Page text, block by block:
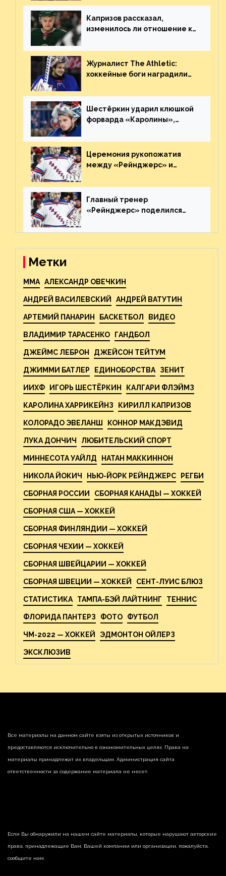
Плохая работа, ESPN
Капризов рассказал,
изменилось ли отношение к
Украине
Журналист The Athletic:
хоккейные боги наградили
великолепную игру
Шестёркин ударил клюшкой
форварда «Каролины»,
пятаке. Видео
Церемония рукопожатия
между «Рейнджерс» и
матча плей-офф. Видео
Главный тренер
«Рейнджерс» поделился
предстоящего финала
Метки
MMA АЛЕКСАНДР ОВЕЧКИН
АНДРЕЙ ВАСИЛЕВСКИЙ АНДРЕЙ ВАТУТИН
АРТЕМИЙ ПАНАРИН БАСКЕТБОЛ ВИДЕО
ВЛАДИМИР ТАРАСЕНКО ГАНДБОЛ
ДЖЕЙМС ЛЕБРОН ДЖЕЙСОН ТЕЙТУМ
ДЖИММИ БАТЛЕР ЕДИНОБОРСТВА ЗЕНИТ
ИИХФ ИГОРЬ ШЕСТЁРКИН КАЛГАРИ ФЛЭЙМЗ
КАРОЛИНА ХАРРИКЕЙНЗ КИРИЛЛ КАПРИЗОВ
КОЛОРАДО ЭВЕЛАНШ КОННОР МАКДЭВИД
ЛУКА ДОНЧИЧ ЛЮБИТЕЛЬСКИЙ СПОРТ
МИННЕСОТА УАЙЛД НАТАН МАККИННОН
НИКОЛА ЙОКИЧ НЬЮ-ЙОРК РЕЙНДЖЕРС РЕГБИ
СБОРНАЯ РОССИИ СБОРНАЯ КАНАДЫ — ХОККЕЙ
СБОРНАЯ США — ХОККЕЙ
СБОРНАЯ ФИНЛЯНДИИ — ХОККЕЙ
СБОРНАЯ ЧЕХИИ — ХОККЕЙ
СБОРНАЯ ШВЕЙЦАРИИ — ХОККЕЙ
СБОРНАЯ ШВЕЦИИ — ХОККЕЙ СЕНТ-ЛУИС БЛЮЗ
СТАТИСТИКА ТАМПА-БЭЙ ЛАЙТНИНГ ТЕННИС
ФЛОРИДА ПАНТЕРЗ ФОТО ФУТБОЛ
ЧМ-2022 — ХОККЕЙ ЭДМОНТОН ОЙЛЕРЗ
ЭКСКЛЮЗИВ
Все материалы на данном сайте взяты из открытых источников и
предоставляются исключительно в ознакомительных целях. Права на
материалы принадлежат их владельцам. Администрация сайта
ответственности за содержание материала не несет.
Если Вы обнаружили на нашем сайте материалы, которые нарушают авторские
права, принадлежащие Вам, Вашей компании или организации, пожалуйста,
сообщите нам.